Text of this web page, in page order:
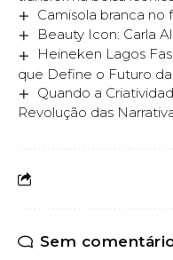
Camisola branca no
Beauty Icon: Carla
Heineken Lagos
que Define o Futuro
Quando a
Revolução das
Sem